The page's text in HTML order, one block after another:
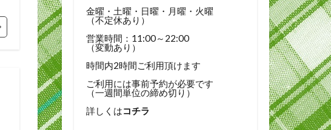
金曜・土曜・日曜・月曜・火曜
（不定休あり）
営業時間：11:00～22:00
（変動あり）
時間内2時間ご利用頂けます
ご利用には事前予約が必要です
（一週間単位の締め切り）
詳しくはコチラ